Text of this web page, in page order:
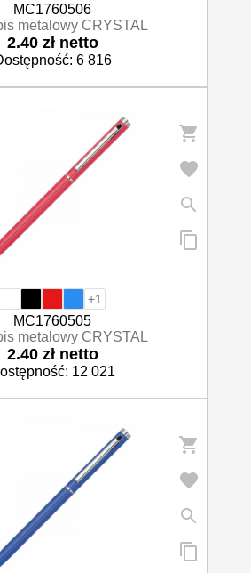
MC1760506
metalowy CRYSTAL
2.40 zł netto
6 816
+1
MC1760505
metalowy CRYSTAL
2.40 zł netto
12 021